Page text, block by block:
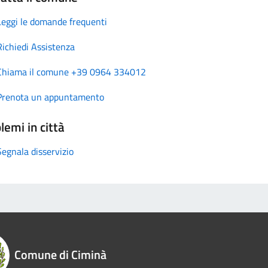
le domande frequenti
Assistenza
il comune +39 0964 334012
un appuntamento
in città
disservizio
Comune di Ciminà